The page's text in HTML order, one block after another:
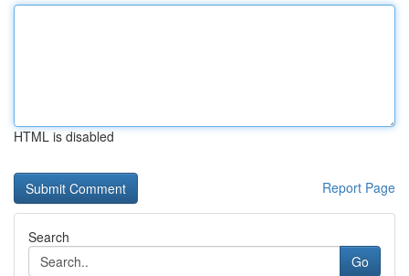
HTML is disabled
Report Page
Search
Go